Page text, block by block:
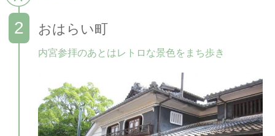
おはらい町
内宮参拝のあとはレトロな景色をまち歩き